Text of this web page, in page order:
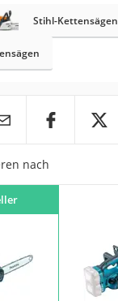
Stihl-Kettensägen
nach